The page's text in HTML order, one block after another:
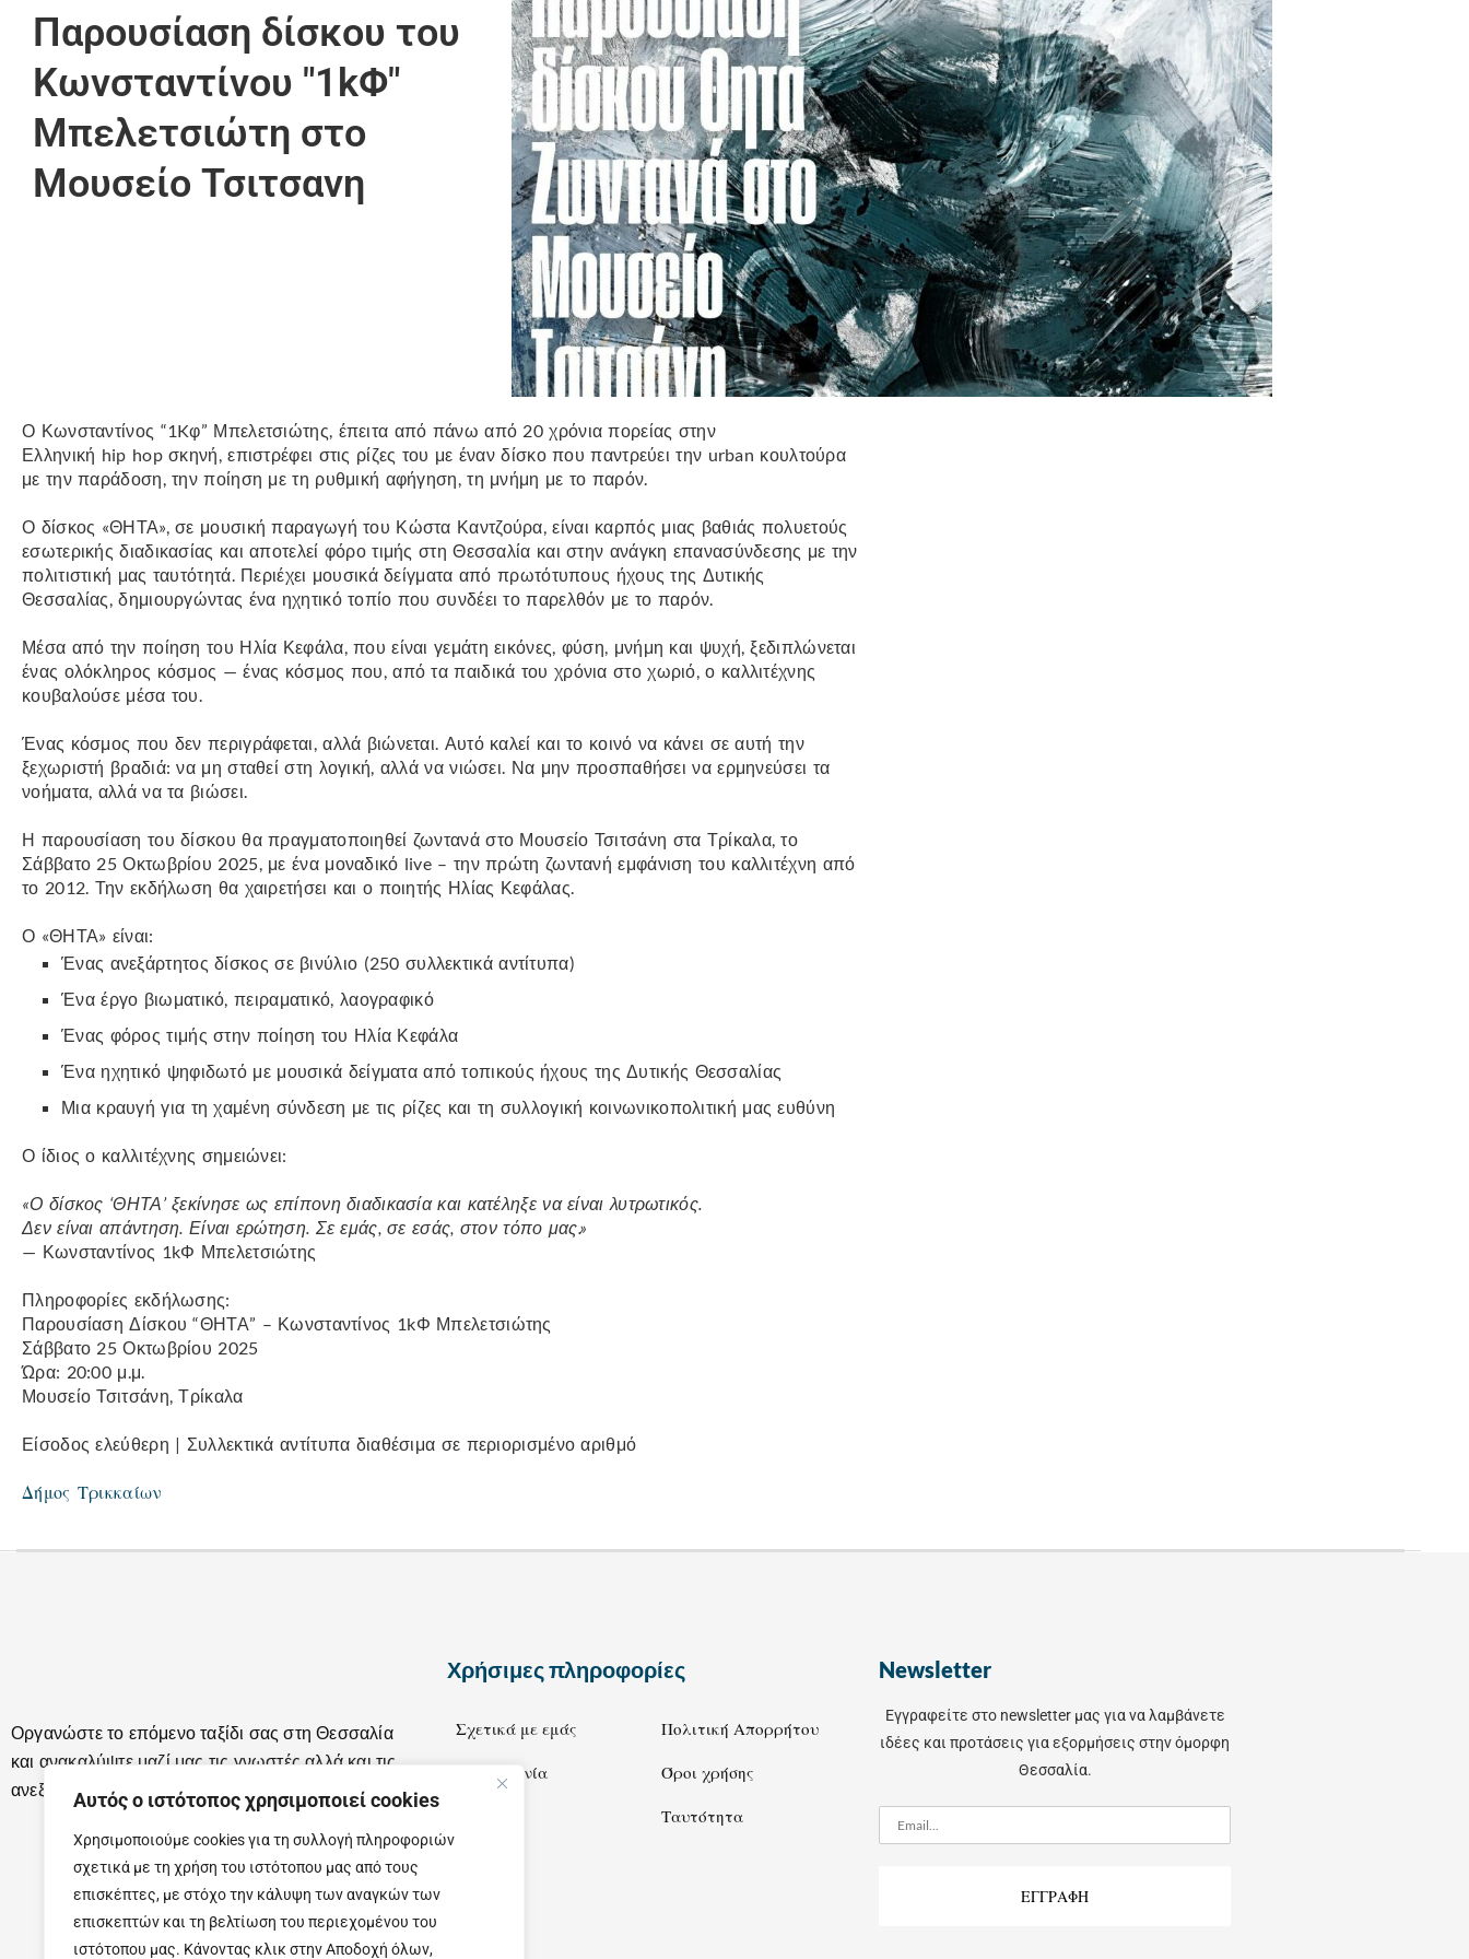
Αυτός ο ιστότοπος χρησιμοποιεί cookies
Χρησιμοποιούμε cookies για τη συλλογή πληροφοριών
σχετικά με τη χρήση του ιστότοπου μας από τους
επισκέπτες, με στόχο την κάλυψη των αναγκών των
επισκεπτών και τη βελτίωση του περιεχομένου του
ιστότοπου μας. Κάνοντας κλικ στην Αποδοχή όλων,
Παρουσίαση δίσκου του
Κωνσταντίνου "1kΦ"
Μπελετσιώτη στο
Μουσείο Τσιτσανη
Ο Κωνσταντίνος “1Kφ” Μπελετσιώτης, έπειτα από πάνω από 20 χρόνια πορείας στην
Ελληνική hip hop σκηνή, επιστρέφει στις ρίζες του με έναν δίσκο που παντρεύει την urban κουλτούρα
με την παράδοση, την ποίηση με τη ρυθμική αφήγηση, τη μνήμη με το παρόν.
Ο δίσκος «ΘΗΤΑ», σε μουσική παραγωγή του Κώστα Καντζούρα, είναι καρπός μιας βαθιάς πολυετούς
εσωτερικής διαδικασίας και αποτελεί φόρο τιμής στη Θεσσαλία και στην ανάγκη επανασύνδεσης με την
πολιτιστική μας ταυτότητά. Περιέχει μουσικά δείγματα από πρωτότυπους ήχους της Δυτικής
Θεσσαλίας, δημιουργώντας ένα ηχητικό τοπίο που συνδέει το παρελθόν με το παρόν.
Μέσα από την ποίηση του Ηλία Κεφάλα, που είναι γεμάτη εικόνες, φύση, μνήμη και ψυχή, ξεδιπλώνεται
ένας ολόκληρος κόσμος — ένας κόσμος που, από τα παιδικά του χρόνια στο χωριό, ο καλλιτέχνης
κουβαλούσε μέσα του.
Ένας κόσμος που δεν περιγράφεται, αλλά βιώνεται. Αυτό καλεί και το κοινό να κάνει σε αυτή την
ξεχωριστή βραδιά: να μη σταθεί στη λογική, αλλά να νιώσει. Να μην προσπαθήσει να ερμηνεύσει τα
νοήματα, αλλά να τα βιώσει.
Η παρουσίαση του δίσκου θα πραγματοποιηθεί ζωντανά στο Μουσείο Τσιτσάνη στα Τρίκαλα, το
Σάββατο 25 Οκτωβρίου 2025, με ένα μοναδικό live – την πρώτη ζωντανή εμφάνιση του καλλιτέχνη από
το 2012. Την εκδήλωση θα χαιρετήσει και ο ποιητής Ηλίας Κεφάλας.
Ο «ΘΗΤΑ» είναι:
Ένας ανεξάρτητος δίσκος σε βινύλιο (250 συλλεκτικά αντίτυπα)
Ένα έργο βιωματικό, πειραματικό, λαογραφικό
Ένας φόρος τιμής στην ποίηση του Ηλία Κεφάλα
Ένα ηχητικό ψηφιδωτό με μουσικά δείγματα από τοπικούς ήχους της Δυτικής Θεσσαλίας
Μια κραυγή για τη χαμένη σύνδεση με τις ρίζες και τη συλλογική κοινωνικοπολιτική μας ευθύνη
Ο ίδιος ο καλλιτέχνης σημειώνει:
«Ο δίσκος ‘ΘΗΤΑ’ ξεκίνησε ως επίπονη διαδικασία και κατέληξε να είναι λυτρωτικός.
Δεν είναι απάντηση. Είναι ερώτηση. Σε εμάς, σε εσάς, στον τόπο μας.»
— Κωνσταντίνος 1kΦ Μπελετσιώτης
Πληροφορίες εκδήλωσης:
Παρουσίαση Δίσκου “ΘΗΤΑ” – Κωνσταντίνος 1kΦ Μπελετσιώτης
Σάββατο 25 Οκτωβρίου 2025
Ώρα: 20:00 μ.μ.
Μουσείο Τσιτσάνη, Τρίκαλα
Είσοδος ελεύθερη | Συλλεκτικά αντίτυπα διαθέσιμα σε περιορισμένο αριθμό
Δήμος Τρικκαίων
Οργανώστε το επόμενο ταξίδι σας στη Θεσσαλία
και ανακαλύψτε μαζί μας τις γνωστές αλλά και τις
ανεξερεύνητες ομορφιές της.
Χρήσιμες πληροφορίες
Σχετικά με εμάς
Επικοινωνία
Πολιτική Απορρήτου
Όροι χρήσης
Ταυτότητα
Newsletter
Εγγραφείτε στο newsletter μας για να λαμβάνετε
ιδέες και προτάσεις για εξορμήσεις στην όμορφη
Θεσσαλία.